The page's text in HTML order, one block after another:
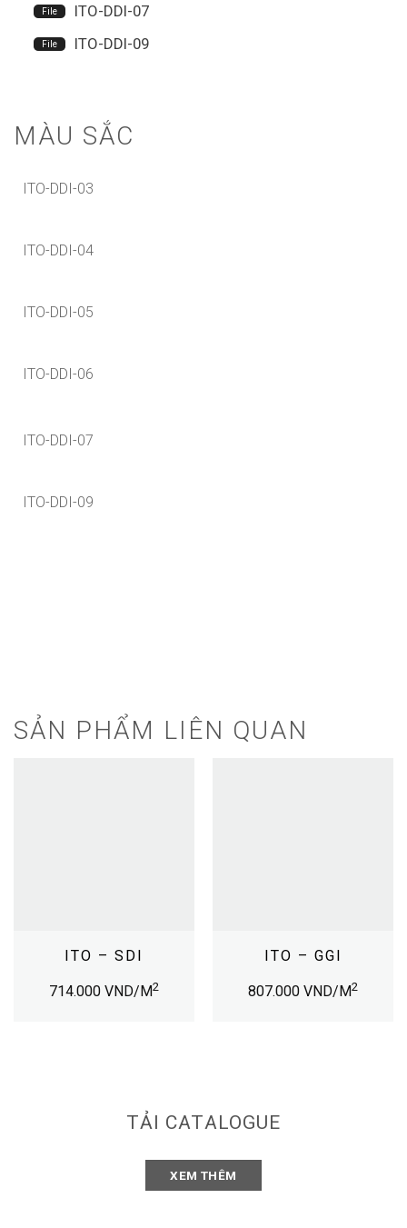
ITO-DDI-07
ITO-DDI-09
MÀU SẮC
ITO-DDI-03
ITO-DDI-04
ITO-DDI-05
ITO-DDI-06
ITO-DDI-07
ITO-DDI-09
SẢN PHẨM LIÊN QUAN
ITO – SDI
714.000 VND/M2
ITO – GGI
807.000 VND/M2
TẢI CATALOGUE
XEM THÊM